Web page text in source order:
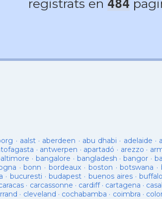
registrats en 484
· aalst· aberdeen · abu dhabi · adelaide ·
· antwerpen · apartadó · arezzo ·
· bangalore · bangladesh ·bangor ·
·bonn ·bordeaux · boston ·botswana ·
· bucuresti · budapest · buenos aires·buffalo
· carcassonne · cardiff· cartagena ·
· cleveland · cochabamba · coimbra ·